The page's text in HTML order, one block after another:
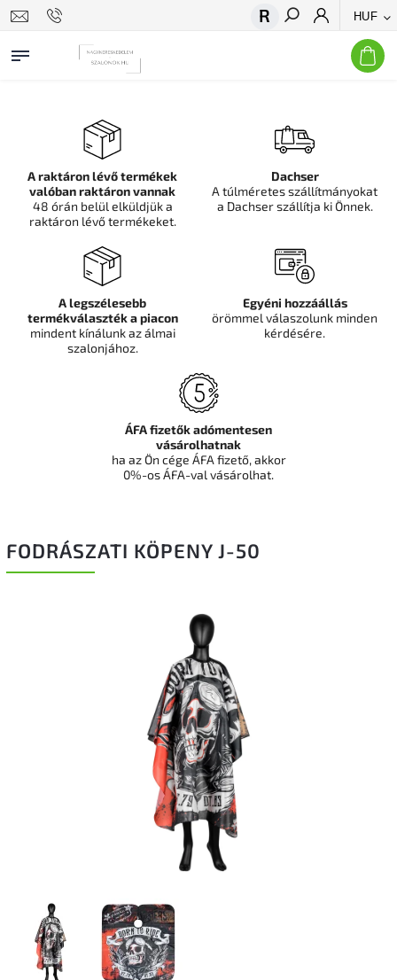
HUF
Keresés
FODRÁSZATI KÖPENY J-50
A raktáron lévő termékek
valóban raktáron vannak
48 órán belül elküldjük a
raktáron lévő termékeket.
Dachser
A túlméretes szállítmányokat
a Dachser szállítja ki Önnek.
A legszélesebb
termékválaszték a piacon
mindent kínálunk az álmai
szalonjához.
Egyéni hozzáállás
örömmel válaszolunk minden
kérdésére.
ÁFA fizetők adómentesen
vásárolhatnak
ha az Ön cége ÁFA fizető, akkor
0%-os ÁFA-val vásárolhat.